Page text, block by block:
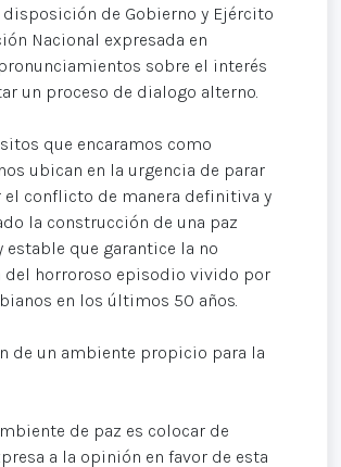
disposición de Gobierno y Ejército
Nacional expresada en
sobre el interés
un proceso de dialogo alterno.
que encaramos como
ubican en la urgencia de parar
el conflicto de manera definitiva y
la construcción de una paz
estable que garantice la no
del horroroso episodio vivido por
en los últimos 50 años.
de un ambiente propicio para la
de paz es colocar de
a la opinión en favor de esta